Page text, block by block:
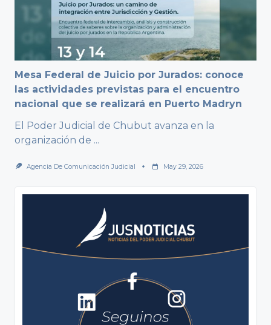
Mesa Federal de Juicio por Jurados: conoce
las actividades previstas para el encuentro
nacional que se realizará en Puerto Madryn
El Poder Judicial de Chubut avanza en la
organización de ...
Agencia De Comunicación Judicial May 29, 2026